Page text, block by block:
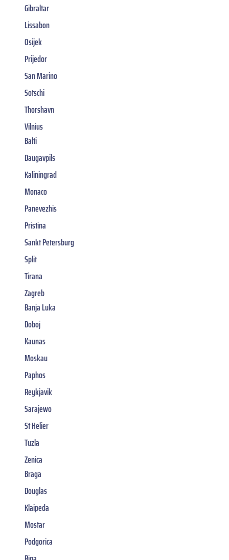
Gibraltar
Lissabon
Osijek
Prijedor
San Marino
Sotschi
Thorshavn
Vilnius
Balti
Daugavpils
Kaliningrad
Monaco
Panevezhis
Pristina
Sankt Petersburg
Split
Tirana
Zagreb
Banja Luka
Doboj
Kaunas
Moskau
Paphos
Reykjavik
Sarajewo
St Helier
Tuzla
Zenica
Braga
Douglas
Klaipeda
Mostar
Podgorica